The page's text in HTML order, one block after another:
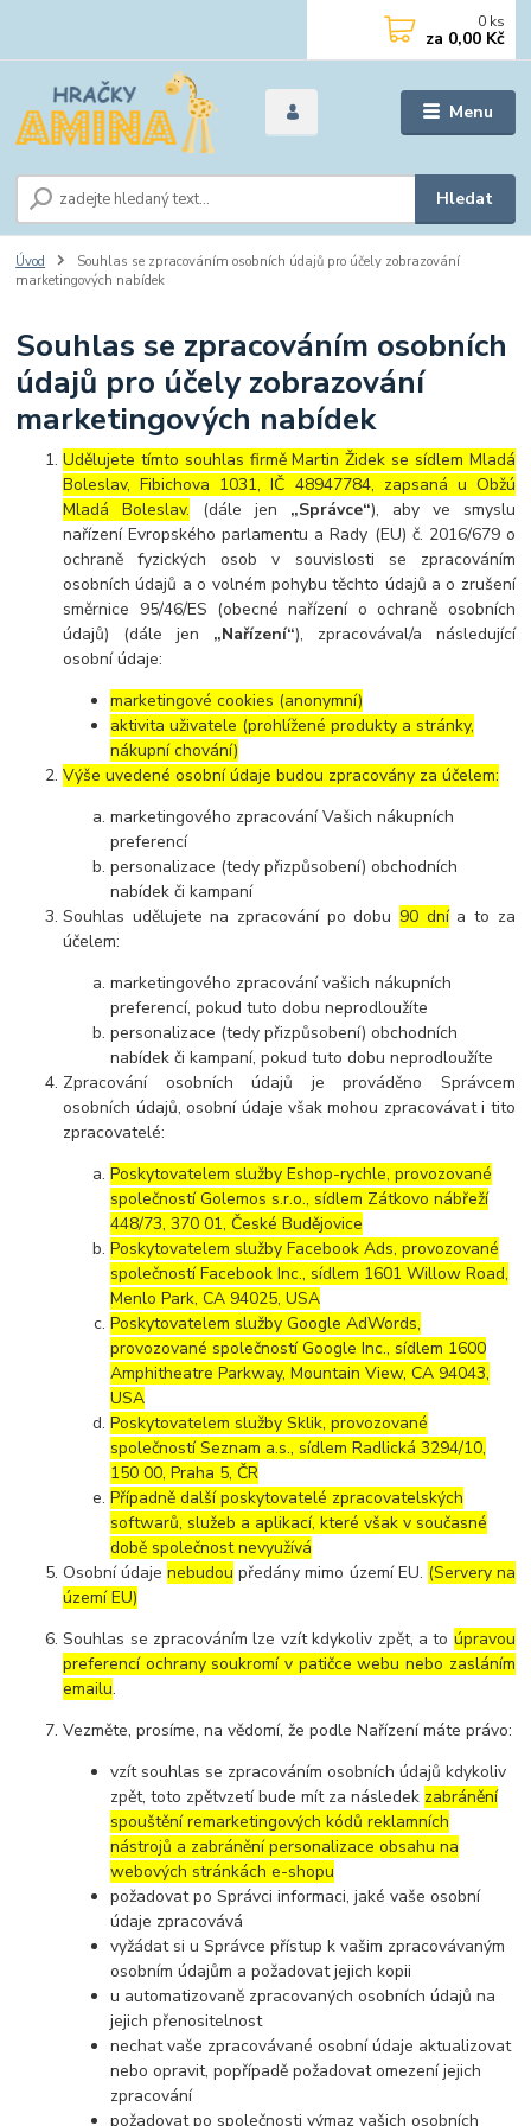
Menu
Hledat
0 ks
za 0,00 Kč
Úvod
Souhlas se zpracováním osobních údajů pro účely zobrazování
marketingových nabídek
Souhlas se zpracováním osobních
údajů pro účely zobrazování
marketingových nabídek
Udělujete tímto souhlas firmě Martin Židek se sídlem Mladá
Boleslav, Fibichova 1031, IČ 48947784, zapsaná u Obžú
Mladá Boleslav. (dále jen „Správce“), aby ve smyslu
nařízení Evropského parlamentu a Rady (EU) č. 2016/679 o
ochraně fyzických osob v souvislosti se zpracováním
osobních údajů a o volném pohybu těchto údajů a o zrušení
směrnice 95/46/ES (obecné nařízení o ochraně osobních
údajů) (dále jen „Nařízení“), zpracovával/a následující
osobní údaje:
marketingové cookies (anonymní)
aktivita uživatele (prohlížené produkty a stránky,
nákupní chování)
Výše uvedené osobní údaje budou zpracovány za účelem:
marketingového zpracování Vašich nákupních
preferencí
personalizace (tedy přizpůsobení) obchodních
nabídek či kampaní
Souhlas udělujete na zpracování po dobu 90 dnía to za
účelem:
marketingového zpracování vašich nákupních
preferencí, pokud tuto dobu neprodloužíte
personalizace (tedy přizpůsobení) obchodních
nabídek či kampaní, pokud tuto dobu neprodloužíte
Zpracování osobních údajů je prováděno Správcem
osobních údajů, osobní údaje však mohou zpracovávat i tito
zpracovatelé:
Poskytovatelem služby Eshop-rychle, provozované
společností Golemos s.r.o., sídlem Zátkovo nábřeží
448/73, 370 01, České Budějovice
Poskytovatelem služby Facebook Ads, provozované
společností Facebook Inc., sídlem 1601 Willow Road,
Menlo Park, CA 94025, USA
Poskytovatelem služby Google AdWords,
provozované společností Google Inc., sídlem 1600
Amphitheatre Parkway, Mountain View, CA 94043,
USA
Poskytovatelem služby Sklik, provozované
společností Seznam a.s., sídlem Radlická 3294/10,
150 00, Praha 5, ČR
Případně další poskytovatelé zpracovatelských
softwarů, služeb a aplikací, které však v současné
době společnost nevyužívá
Osobní údajenebudou předány mimo území EU. (Servery na
území EU)
Souhlas se zpracováním lze vzít kdykoliv zpět, a to úpravou
preferencí ochrany soukromí v patičce webu nebo zasláním
emailu.
Vezměte, prosíme, na vědomí, že podle Nařízení máte právo:
vzít souhlas se zpracováním osobních údajů kdykoliv
zpět, toto zpětvzetí bude mít za následek zabránění
spouštění remarketingových kódů reklamních
nástrojů a zabránění personalizace obsahu na
webových stránkách e-shopu
požadovat po Správci informaci, jaké vaše osobní
údaje zpracovává
vyžádat si u Správce přístup k vašim zpracovávaným
osobním údajům a požadovat jejich kopii
u automatizovaně zpracovaných osobních údajů na
jejich přenositelnost
nechat vaše zpracovávané osobní údaje aktualizovat
nebo opravit, popřípadě požadovat omezení jejich
zpracování
požadovat po společnosti výmaz vašich osobních